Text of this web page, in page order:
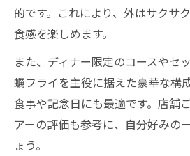
的です。これにより、外はサクサ
食感を楽しめます。
また、ディナー限定のコースやセ
蠣フライを主役に据えた豪華な構
食事や記念日にも最適です。店舗
アーの評価も参考に、自分好みの
ょう。